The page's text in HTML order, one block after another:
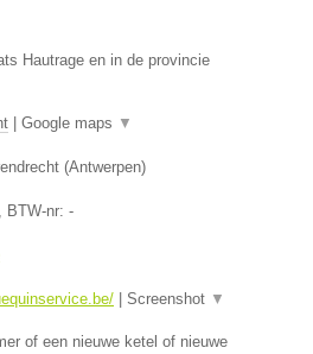
Hautrage en in de provincie
Google maps ▼
(Antwerpen)
, BTW-nr: -
Screenshot ▼
of een nieuwe ketel of nieuwe